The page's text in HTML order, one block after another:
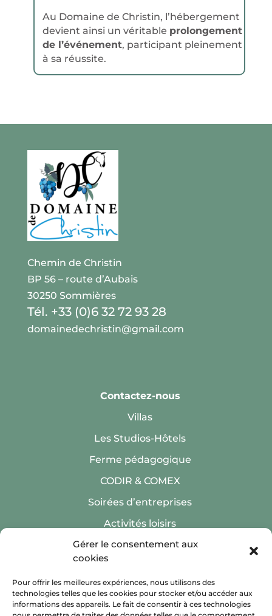
Gérer le consentement aux
cookies
Pour offrir les meilleures expériences, nous utilisons des
technologies telles que les cookies pour stocker et/ou accéder aux
informations des appareils. Le fait de consentir à ces technologies
Au Domaine de Christin, l’hébergement
devient ainsi un véritable prolongement
de l’événement, participant pleinement
à sa réussite.
Chemin de Christin
BP 56 – route d’Aubais
30250 Sommières
Tél. +33 (0)6 32 72 93 28
domainedechristin@gmail.com
Contactez-nous
Villas
Les Studios-Hôtels
Ferme pédagogique
CODIR & COMEX
Soirées d’entreprises
Activités loisirs
Inscription Newsletter